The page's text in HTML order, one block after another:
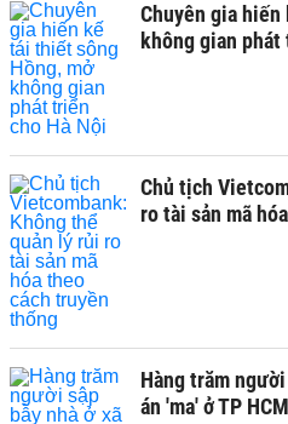
Chuyên gia
không gian
Chủ tịch
ro tài sản mã
Hàng trăm
án 'ma' ở TP HCM